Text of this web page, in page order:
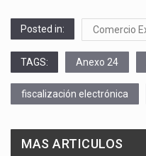
Posted in: Comercio
TAGS: Anexo 24
fiscalización electrónica
MAS ARTICULOS